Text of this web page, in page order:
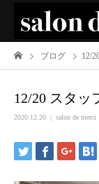
ブログ 12/
12/20 スタッ
2020.12.20 salon de merci